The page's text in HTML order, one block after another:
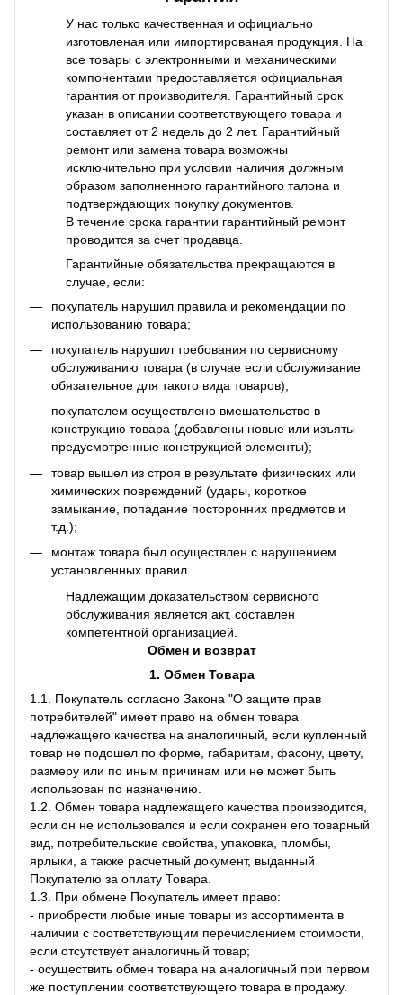
У нас только качественная и официально
изготовленая или импортированая продукция. На
все товары с электронными и механическими
компонентами предоставляется официальная
гарантия от производителя. Гарантийный срок
указан в описании соответствующего товара и
составляет от 2 недель до 2 лет. Гарантийный
ремонт или замена товара возможны
исключительно при условии наличия должным
образом заполненного гарантийного талона и
подтверждающих покупку документов.
В течение срока гарантии гарантийный ремонт
проводится за счет продавца.
Гарантийные обязательства прекращаются в
случае, если:
покупатель нарушил правила и рекомендации по
использованию товара;
покупатель нарушил требования по сервисному
обслуживанию товара (в случае если обслуживание
обязательное для такого вида товаров);
покупателем осуществлено вмешательство в
конструкцию товара (добавлены новые или изъяты
предусмотренные конструкцией элементы);
товар вышел из строя в результате физических или
химических повреждений (удары, короткое
замыкание, попадание посторонних предметов и
т.д.);
монтаж товара был осуществлен с нарушением
установленных правил.
Надлежащим доказательством сервисного
обслуживания является акт, составлен
компетентной организацией.
Обмен и возврат
1. Обмен Товара
1.1. Покупатель согласно Закона "О защите прав
потребителей" имеет право на обмен товара
надлежащего качества на аналогичный, если купленный
товар не подошел по форме, габаритам, фасону, цвету,
размеру или по иным причинам или не может быть
использован по назначению.
1.2. Обмен товара надлежащего качества производится,
если он не использовался и если сохранен его товарный
вид, потребительские свойства, упаковка, пломбы,
ярлыки, а также расчетный документ, выданный
Покупателю за оплату Товара.
1.3. При обмене Покупатель имеет право:
- приобрести любые иные товары из ассортимента в
наличии с соответствующим перечислением стоимости,
если отсутствует аналогичный товар;
- осуществить обмен товара на аналогичный при первом
же поступлении соответствующего товара в продажу.